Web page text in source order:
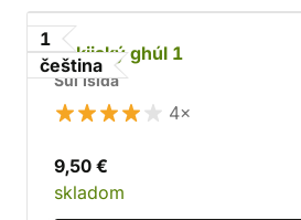
1
čeština
Tokijský ghúl 1
Sui Išida
4×
9,50 €
skladom